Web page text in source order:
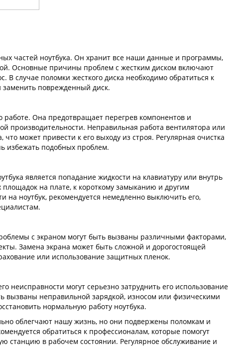
частей ноутбука. Он хранит все наши данные и программы,
Основные причины проблем с жестким диском включают
случае поломки жесткого диска необходимо обратиться к
заменить поврежденный диск.
работе. Она предотвращает перегрев компонентов и
производительности. Неправильная работа вентилятора или
может привести к его выходу из строя. Регулярная очистка
избежать подобных проблем.
является попадание жидкости на клавиатуру или внутрь
на плате, к короткому замыканию и другим
ноутбук, рекомендуется немедленно выключить его,
с экраном могут быть вызваны различными факторами,
Замена экрана может быть сложной и дорогостоящей
или использование защитных пленок.
неисправности могут серьезно затруднить его использование
вызваны неправильной зарядкой, износом или физическими
нормальную работу ноутбука.
облегчают нашу жизнь, но они подвержены поломкам и
обратиться к профессионалам, которые помогут
станцию в рабочем состоянии. Регулярное обслуживание и